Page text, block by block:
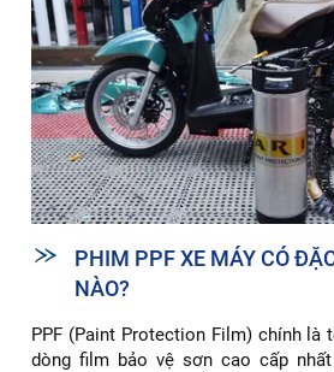
PHIM PPF XE MÁY CÓ
NÀO?
PPF (Paint Protection Film) chính là
dòng film bảo vệ sơn cao cấp